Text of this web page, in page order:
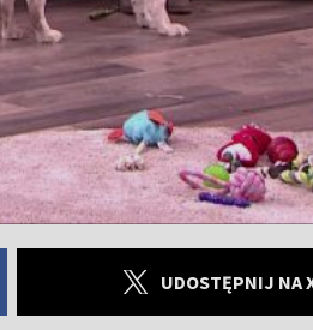
UDOSTĘPNIJ NA